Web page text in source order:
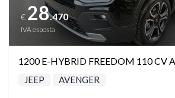
€ 28.470
IVA esposta
1200 E-HYBRID FREEDOM 110 CV
JEEP AVENGER